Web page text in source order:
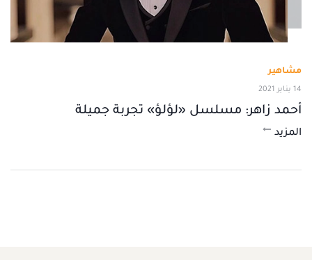
مشاهير
14 يناير 2021
أحمد زاهر: مسلسل «لؤلؤ» تجربة جميلة
المزيد